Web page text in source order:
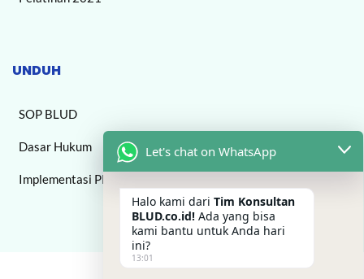
UNDUH
SOP BLUD
Dasar Hukum
Implementasi PPK BLUD
Let's chat on WhatsApp
Halo kami dari Tim Konsultan
BLUD.co.id! Ada yang bisa
kami bantu untuk Anda hari
ini?
13:01